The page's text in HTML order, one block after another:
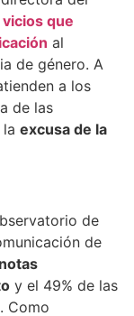
vicios que
al
de género. A
a los
de las
excusa de la
de
de
y el 49% de las
Como